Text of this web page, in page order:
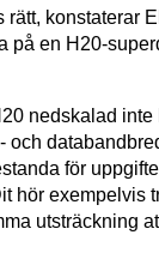
rätt, konstaterar
på en H20-
nedskalad
och
för
hör exempelvis
utsträckning